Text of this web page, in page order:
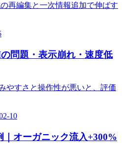
再編集と一次情報追加で伸ばす
問題・表示崩れ・速度低
やすさと操作性が悪いと、評価
10
オーガニック流入+300%